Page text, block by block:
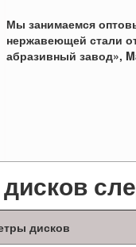
Мы занимаемся
нержавеющей стали
абразивный завод»,
дисков